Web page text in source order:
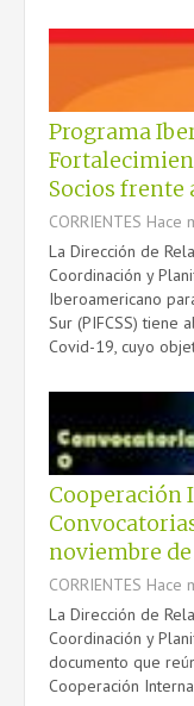
Programa
Socios frente
CORRIENTES Hace
La Dirección de
Coordinación y
Iberoamericano
Sur (PIFCSS) tiene
Covid-19, cuyo
Cooperación
noviembre de
CORRIENTES Hace
La Dirección de
Coordinación y
documento que
Cooperación